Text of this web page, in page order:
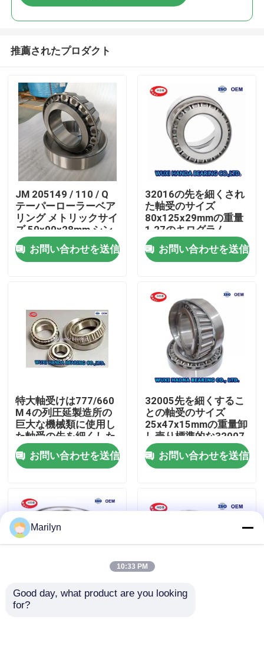
家
プロダクト
工場旅行
品質管理
私達に連絡しなさい
ニュース
軸受の先を細くしなさい
推薦されたプロダクト
JM 205149 / 110 / Q
テーパーローラーベア
リング メトリックサイ
ズ 50x90x28mm シン
グルライン 0.748kgs
お問い合わせを送信
32016の先を細くされ
た軸受のサイズ
80x125x29mmの重量
1.27のキログラム
32018
お問い合わせを送信
特大軸受けは777/660
M 4の列圧延製造所の
巨大な機械類に使用し
た軸受の先を細くした
お問い合わせを送信
32005先を細くするこ
との軸受のサイズ
25x47x15mmの重量卸
し売り標準的な32007
32008 0.115キログラ
ムのお問い合わせを送信
先を細くされた32009
Marilyn
10:33 PM
Good day, what product are you looking
for?